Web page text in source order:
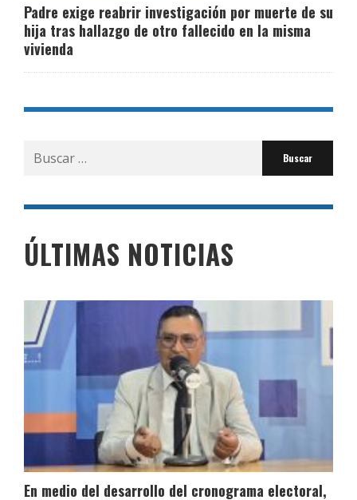
Padre exige reabrir investigación por muerte de su
hija tras hallazgo de otro fallecido en la misma
vivienda
Buscar
por:
ÚLTIMAS NOTICIAS
En medio del desarrollo del cronograma electoral,